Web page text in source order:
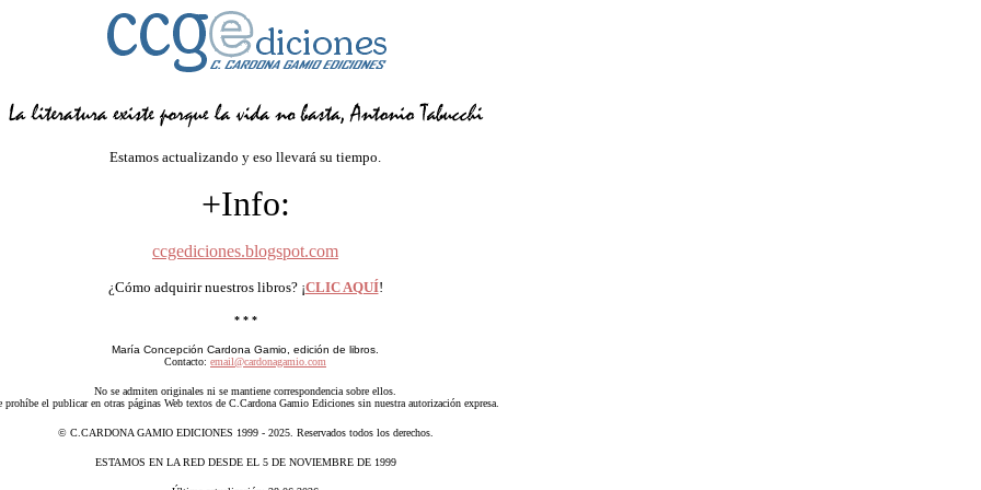
Estamos actualizando y eso llevará su tiempo.
+Info:
ccgediciones.blogspot.com
¿Cómo adquirir nuestros libros? ¡CLIC AQUÍ!
* * *
María Concepción Cardona Gamio, edición de libros.
Contacto: email@cardonagamio.com
No se admiten originales ni se mantiene correspondencia sobre ellos.
prohíbe el publicar en otras páginas Web textos de C.Cardona Gamio Ediciones sin nuestra autorización expresa.
© C.CARDONA GAMIO EDICIONES 1999 - 2025. Reservados todos los derechos.
ESTAMOS EN LA RED DESDE EL 5 DE NOVIEMBRE DE 1999